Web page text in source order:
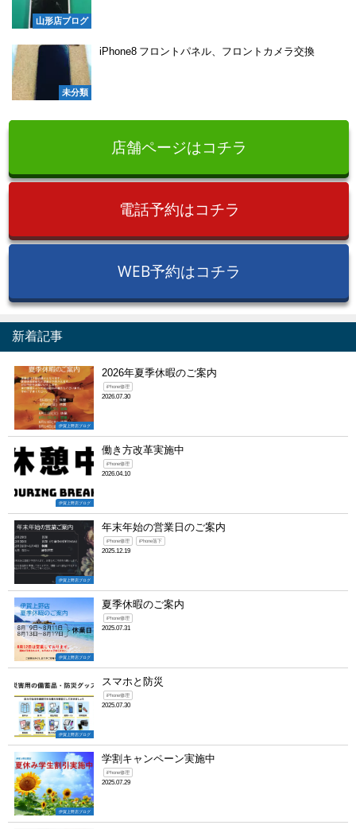
山形店ブログ
未分類
iPhone8 フロントパネル、フロントカメラ交換
店舗ページはコチラ
電話予約はコチラ
WEB予約はコチラ
新着記事
伊賀上野店ブログ
2026年夏季休暇のご案内
iPhone修理
2026.07.30
伊賀上野店ブログ
働き方改革実施中
iPhone修理
2026.04.10
伊賀上野店ブログ
年末年始の営業日のご案内
iPhone修理 iPhone落下
2025.12.19
伊賀上野店ブログ
夏季休暇のご案内
iPhone修理
2025.07.31
伊賀上野店ブログ
スマホと防災
iPhone修理
2025.07.30
伊賀上野店ブログ
学割キャンペーン実施中
iPhone修理
2025.07.29